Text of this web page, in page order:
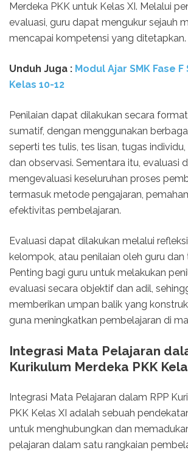
Merdeka PKK untuk Kelas XI. Melalui
evaluasi, guru dapat mengukur sejauh
mencapai kompetensi yang ditetapkan.
Unduh Juga : Modul Ajar SMK Fase
Kelas 10-12
Penilaian dapat dilakukan secara
sumatif, dengan menggunakan
seperti tes tulis, tes lisan, tugas
dan observasi. Sementara itu, evaluasi
mengevaluasi keseluruhan proses
termasuk metode pengajaran,
efektivitas pembelajaran.
Evaluasi dapat dilakukan melalui
kelompok, atau penilaian oleh guru dan
Penting bagi guru untuk melakukan
evaluasi secara objektif dan adil,
memberikan umpan balik yang
guna meningkatkan pembelajaran di
Integrasi Mata Pelajaran
Kurikulum Merdeka PKK
Integrasi Mata Pelajaran dalam RPP
PKK Kelas XI adalah sebuah
untuk menghubungkan dan
pelajaran dalam satu rangkaian